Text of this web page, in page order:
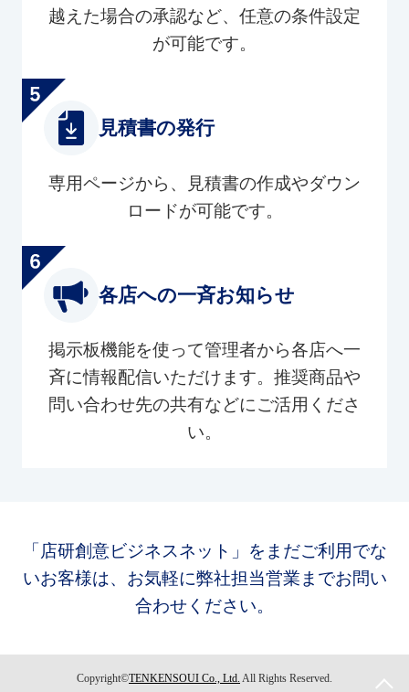
越えた場合の承認など、任意の条件設定
が可能です。
見積書の発行
専用ページから、見積書の作成やダウン
ロードが可能です。
各店への一斉お知らせ
掲示板機能を使って管理者から各店へ一
斉に情報配信いただけます。推奨商品や
問い合わせ先の共有などにご活用くださ
い。
「店研創意ビジネスネット」をまだご利用でな
いお客様は、お気軽に弊社担当営業までお問い
合わせください。
Copyright©TENKENSOUI Co., Ltd. All Rights Reserved.